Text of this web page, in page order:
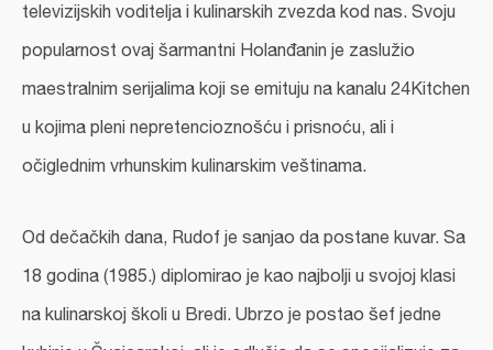
televizijskih voditelja i kulinarskih zvezda kod nas. Svoju
popularnost ovaj šarmantni Holanđanin je zaslužio
maestralnim serijalima koji se emituju na kanalu 24Kitchen
u kojima pleni nepretencioznošću i prisnoću, ali i
očiglednim vrhunskim kulinarskim veštinama.
Od dečačkih dana, Rudof je sanjao da postane kuvar. Sa
18 godina (1985.) diplomirao je kao najbolji u svojoj klasi
na kulinarskoj školi u Bredi. Ubrzo je postao šef jedne